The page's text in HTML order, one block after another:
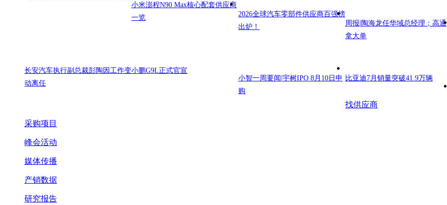
小米澎程N90 Max核心配套供应商
一览
2026全球汽车零部件供应商百强榜
出炉！
周报|陶海龙任华域总经理；高通
拿大单
长安汽车执行副总裁彭陶因工作变
动离任
小鹏G9L正式官宣
小智一周要闻|宇树IPO 8月10日申
购
比亚迪7月销量突破41.9万辆
找供应商
采购项目
峰会活动
媒体传播
产销数据
研究报告